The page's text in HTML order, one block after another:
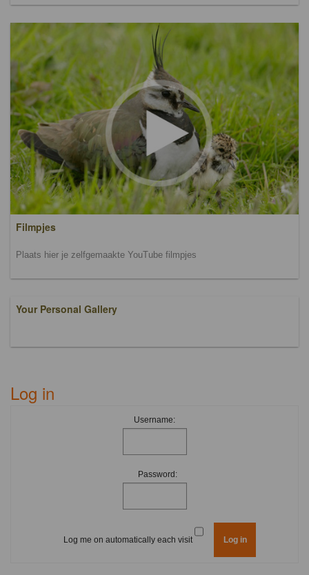
Filmpjes
Plaats hier je zelfgemaakte YouTube filmpjes
Your Personal Gallery
Log in
Username:
Password:
Log me on automatically each visit